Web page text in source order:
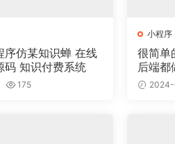
序仿某知识蝉 在线
码 知识付费系统
175
小程序
很简单
后端都